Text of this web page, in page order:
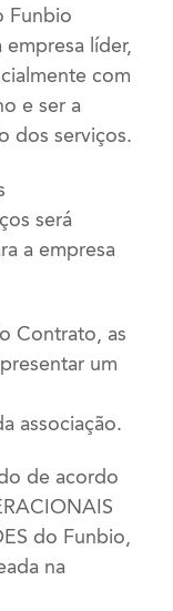
Funbio
líder,
com
e ser a
dos serviços.
será
a empresa
Contrato, as
um
associação.
de acordo
do Funbio,
na